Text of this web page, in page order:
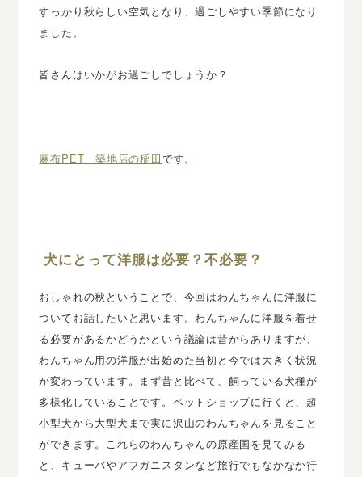
すっかり秋らしい空気となり、過ごしやすい季節になり
ました。
皆さんはいかがお過ごしでしょうか？
麻布PET 築地店の稲田です。
犬にとって洋服は必要？不必要？
おしゃれの秋ということで、今回はわんちゃんに洋服に
ついてお話したいと思います。わんちゃんに洋服を着せ
る必要があるかどうかという議論は昔からありますが、
わんちゃん用の洋服が出始めた当初と今では大きく状況
が変わっています。まず昔と比べて、飼っている犬種が
多様化していることです。ペットショップに行くと、超
小型犬から大型犬まで実に沢山のわんちゃんを見ること
ができます。これらのわんちゃんの原産国を見てみる
と、キューバやアフガニスタンなど旅行でもなかなか行